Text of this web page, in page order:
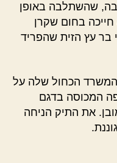
שהשתלבה באופן
בחום שקרן
בר עץ הזית שהפריד
המשרד הכחול שלה על
המכוסה בדגם
את התיק הניחה